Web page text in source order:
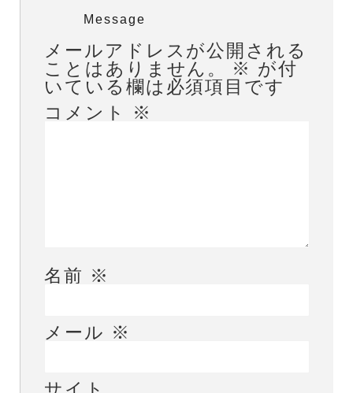
Message
メールアドレスが公開される
ことはありません。
※ が付
いている欄は必須項目です
コメント
※
名前 ※
メール ※